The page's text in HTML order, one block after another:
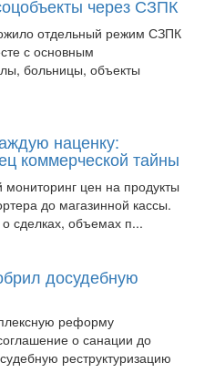
отдельный режим СЗПК
с основным
больницы, объекты
наценку:
коммерческой тайны
цен на продукты
до магазинной кассы.
сделках, объемах п...
досудебную
реформу
о санации до
реструктуризацию